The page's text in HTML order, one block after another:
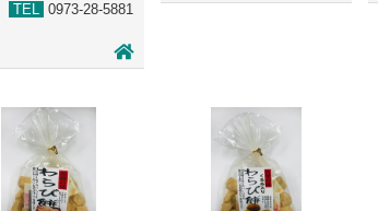
TEL 0973-28-5881